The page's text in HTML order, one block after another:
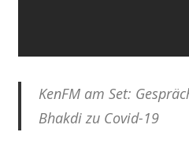
KenFM am Set:
Bhakdi zu Covid-19